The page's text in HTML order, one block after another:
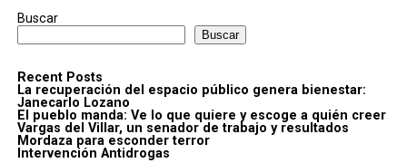
Buscar
Buscar
Recent Posts
La recuperación del espacio público genera bienestar:
Janecarlo Lozano
El pueblo manda: Ve lo que quiere y escoge a quién creer
Vargas del Villar, un senador de trabajo y resultados
Mordaza para esconder terror
Intervención Antidrogas